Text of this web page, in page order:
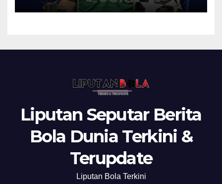
Liputan Seputar Berita
Bola Dunia Terkini &
Terupdate
Liputan Bola Terkini